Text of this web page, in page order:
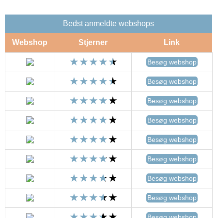
Bedst anmeldte webshops
Webshop Stjerner Link
Besøg webshop
Besøg webshop
Besøg webshop
Besøg webshop
Besøg webshop
Besøg webshop
Besøg webshop
Besøg webshop